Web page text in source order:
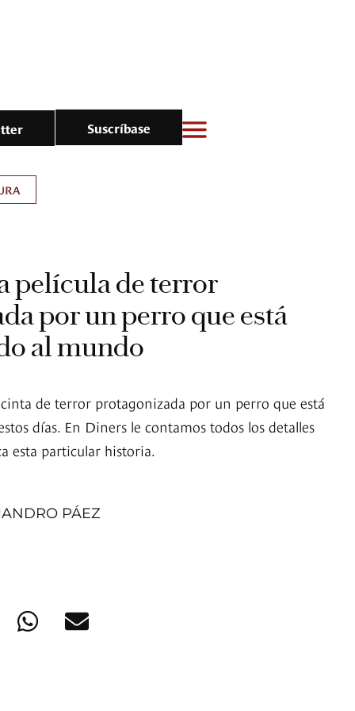
Suscríbase
película de terror
por un perro que está
al mundo
de terror protagonizada por un perro que está
días. En Diners le contamos todos los detalles
esta particular historia.
PÁEZ